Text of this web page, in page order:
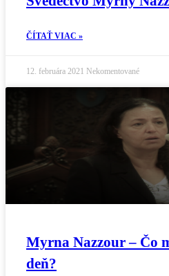
ČÍTAŤ VIAC »
12. februára 2021 Nekomentované
Myrna Nazzour – Čo
deň?